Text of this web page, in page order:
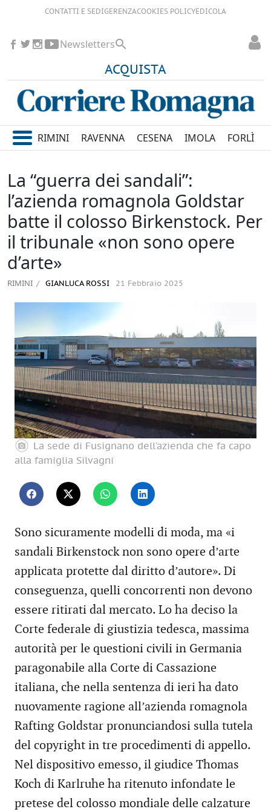
CONTATTI E SEDIGERENZACOOKIES POLICYEDICOLA
ACQUISTA
Newsletters
RIMINI RAVENNA CESENA IMOLA FORLÌ
La “guerra dei sandali”:
l’azienda romagnola Goldstar
batte il colosso Birkenstock. Per
il tribunale «non sono opere
d’arte»
RIMINI GIANLUCA ROSSI 21 Febbraio 2025
La sede di Fusignano dell’azienda che fa capo
alla famiglia Silvagni
Sono sicuramente modelli di moda, ma «i
sandali Birkenstock non sono opere d’arte
applicata protette dal diritto d’autore». Di
conseguenza, quelli concorrenti non devono
essere ritirati dal mercato. Lo ha deciso la
Corte federale di giustizia tedesca, massima
autorità per le questioni civili in Germania
paragonabile alla Corte di Cassazione
italiana, che nella sentenza di ieri ha dato
nuovamente ragione all’azienda romagnola
Rafting Goldstar pronunciandosi sulla tutela
del copyright in tre procedimenti di appello.
Nel dispositivo emesso, il giudice Thomas
Koch di Karlruhe ha ritenuto infondate le
pretese del colosso mondiale delle calzature